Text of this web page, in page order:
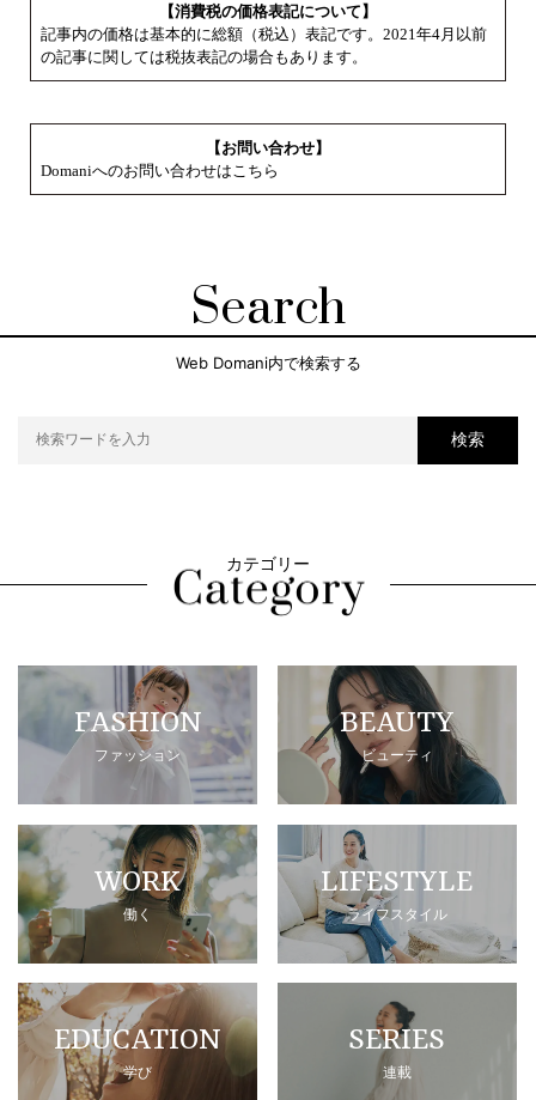
【消費税の価格表記について】
記事内の価格は基本的に総額（税込）表記です。2021年4月以前
の記事に関しては税抜表記の場合もあります。
【お問い合わせ】
Domaniへのお問い合わせはこちら
Search
Web Domani内で検索する
検索
カテゴリー
FASHION
ファッション
BEAUTY
ビューティ
WORK
働く
LIFESTYLE
ライフスタイル
EDUCATION
学び
SERIES
連載